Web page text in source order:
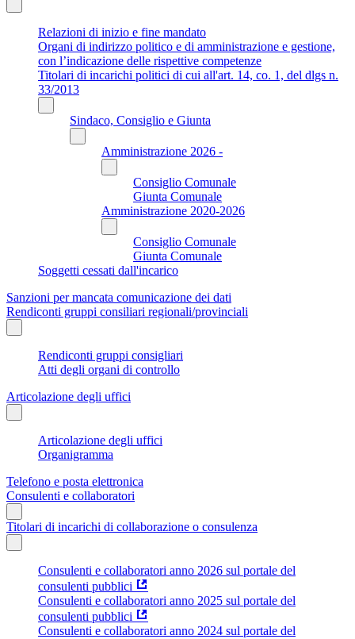
Relazioni di inizio e fine mandato
Organi di indirizzo politico e di amministrazione e gestione,
con l’indicazione delle rispettive competenze
Titolari di incarichi politici di cui all'art. 14, co. 1, del dlgs n.
33/2013
Sindaco, Consiglio e Giunta
Amministrazione 2026 -
Consiglio Comunale
Giunta Comunale
Amministrazione 2020-2026
Consiglio Comunale
Giunta Comunale
Soggetti cessati dall'incarico
Sanzioni per mancata comunicazione dei dati
Rendiconti gruppi consiliari regionali/provinciali
Rendiconti gruppi consigliari
Atti degli organi di controllo
Articolazione degli uffici
Articolazione degli uffici
Organigramma
Telefono e posta elettronica
Consulenti e collaboratori
Titolari di incarichi di collaborazione o consulenza
Consulenti e collaboratori anno 2026 sul portale del
consulenti pubblici
Consulenti e collaboratori anno 2025 sul portale del
consulenti pubblici
Consulenti e collaboratori anno 2024 sul portale del